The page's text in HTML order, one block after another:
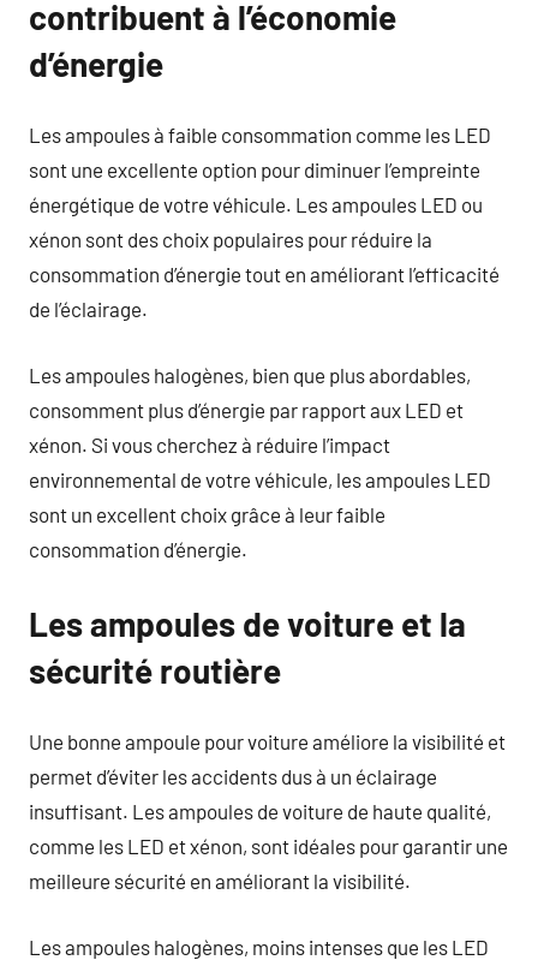
contribuent à l’économie
d’énergie
Les ampoules à faible consommation comme les LED
sont une excellente option pour diminuer l’empreinte
énergétique de votre véhicule. Les ampoules LED ou
xénon sont des choix populaires pour réduire la
consommation d’énergie tout en améliorant l’efficacité
de l’éclairage.
Les ampoules halogènes, bien que plus abordables,
consomment plus d’énergie par rapport aux LED et
xénon. Si vous cherchez à réduire l’impact
environnemental de votre véhicule, les ampoules LED
sont un excellent choix grâce à leur faible
consommation d’énergie.
Les ampoules de voiture et la
sécurité routière
Une bonne ampoule pour voiture améliore la visibilité et
permet d’éviter les accidents dus à un éclairage
insuffisant. Les ampoules de voiture de haute qualité,
comme les LED et xénon, sont idéales pour garantir une
meilleure sécurité en améliorant la visibilité.
Les ampoules halogènes, moins intenses que les LED